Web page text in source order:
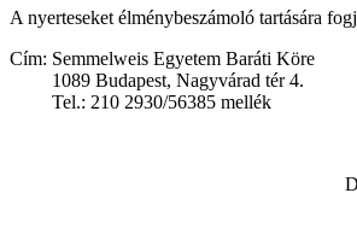
A nyerteseket élménybeszámoló tartására
Cím: Semmelweis Egyetem Baráti Köre
1089 Budapest, Nagyvárad tér 4.
Tel.: 210 2930/56385 mellék